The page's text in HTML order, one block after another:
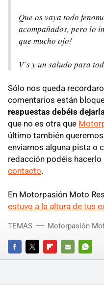
Que os vaya todo
acompañados, pero lo
que mucho ojo!
V´s y un saludo para
Sólo nos queda
comentarios están
respuestas debéis
que no es otra que
último también
enviarnos alguna pista o
redacción podéis hacerlo
contacto.
En Motorpasión Moto
estuvo a la altura de tus
FACEBOOKTWITTERFLIPBOARD
E-
TEMAS Motorpasión